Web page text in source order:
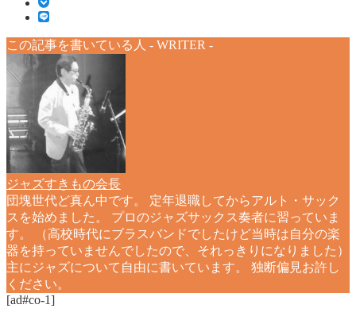
この記事を書いている人 - WRITER -
ジャズすきもの会長
団塊世代ど真ん中です。 定年退職してからアルト・サック
スを始めました。 プロのジャズサックス奏者に習っていま
す。 （高校時代にブラスバンドでしたけど当時は自分の楽
器を持っていませんでしたので、それっきりになりました）
主にジャズについて自由に書いています。 独断偏見お許し
ください。
[ad#co-1]